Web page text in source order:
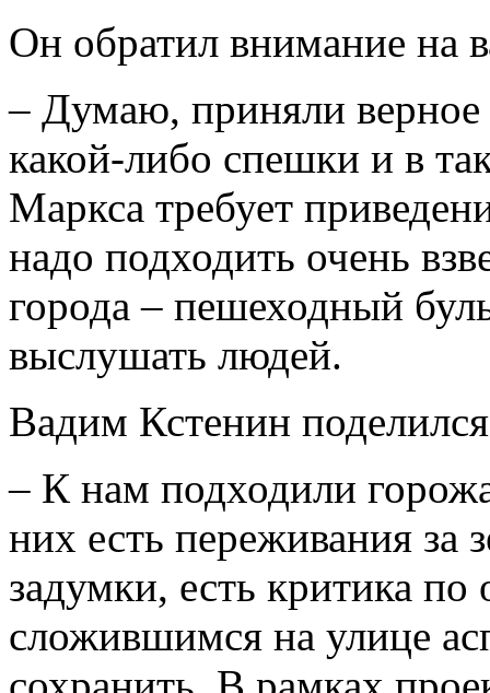
Он обратил внимание на
– Думаю, приняли верное
какой-либо спешки и в
Маркса требует
надо подходить очень
города – пешеходный
выслушать людей.
Вадим Кстенин
– К нам подходили
них есть переживания за
задумки, есть критика
сложившимся на улице